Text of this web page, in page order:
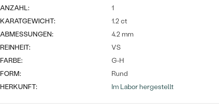
Bestseller
ANZAHL:
1
KARATGEWICHT:
1.2 ct
ABMESSUNGEN:
4.2 mm
REINHEIT:
VS
FARBE:
G-H
FORM:
Rund
HERKUNFT:
Im Labor hergestellt